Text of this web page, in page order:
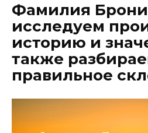
Фамилия
исследуем
историю и
также
правильное